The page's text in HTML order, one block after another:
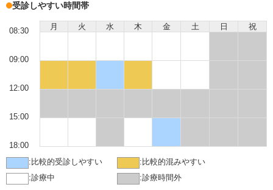
受診しやすい時間帯
月 火 水 木 金 土 日 祝
08:30
09:00
12:00
15:00
18:00
: 比較的受診しやすい : 比較的混みやすい
:診療中 :診療時間外